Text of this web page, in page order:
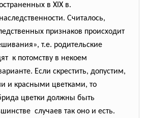
в XIX в.
наследственности. Считалось,
признаков происходит
т.е. родительские
к потомству в некоем
Если скрестить, допустим,
и красными цветками, то
цветки должны быть
случаев так оно и есть.